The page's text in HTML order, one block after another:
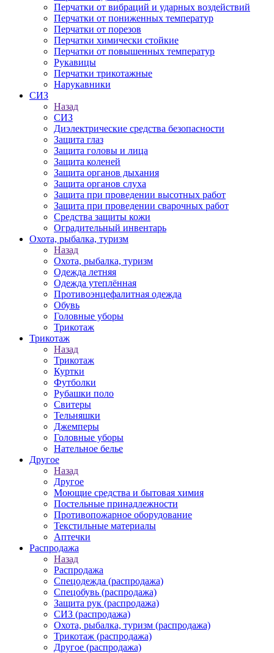
Перчатки от вибраций и ударных воздействий
Перчатки от пониженных температур
Перчатки от порезов
Перчатки химически стойкие
Перчатки от повышенных температур
Рукавицы
Перчатки трикотажные
Нарукавники
СИЗ
Назад
СИЗ
Диэлектрические средства безопасности
Защита глаз
Защита головы и лица
Защита коленей
Защита органов дыхания
Защита органов слуха
Защита при проведении высотных работ
Защита при проведении сварочных работ
Средства защиты кожи
Оградительный инвентарь
Охота, рыбалка, туризм
Назад
Охота, рыбалка, туризм
Одежда летняя
Одежда утеплённая
Противоэнцефалитная одежда
Обувь
Головные уборы
Трикотаж
Трикотаж
Назад
Трикотаж
Куртки
Футболки
Рубашки поло
Свитеры
Тельняшки
Джемперы
Головные уборы
Нательное белье
Другое
Назад
Другое
Моющие средства и бытовая химия
Постельные принадлежности
Противопожарное оборудование
Текстильные материалы
Аптечки
Распродажа
Назад
Распродажа
Спецодежда (распродажа)
Спецобувь (распродажа)
Защита рук (распродажа)
СИЗ (распродажа)
Охота, рыбалка, туризм (распродажа)
Трикотаж (распродажа)
Другое (распродажа)